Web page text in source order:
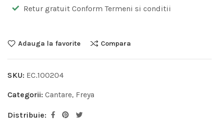
Retur gratuit Conform Termeni si conditii
Adauga la favorite Compara
SKU: EC.100204
Categorii: Cantare, Freya
Distribuie: